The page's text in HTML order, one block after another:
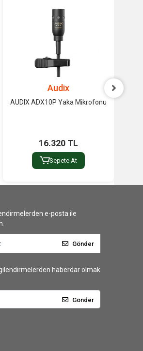
Audix
AUDIX ADX10P Yaka Mikrofonu
16.320 TL
Sepete At
e-posta ile
Gönder
haberdar olmak
Gönder